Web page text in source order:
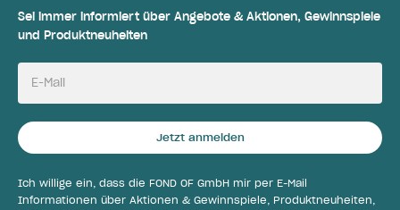
Sei immer informiert über Angebote & Aktionen, Gewinnspiele
und Produktneuheiten
E-Mail
Jetzt anmelden
Ich willige ein, dass die FOND OF GmbH mir per E-Mail
Informationen über Aktionen & Gewinnspiele, Produktneuheiten,